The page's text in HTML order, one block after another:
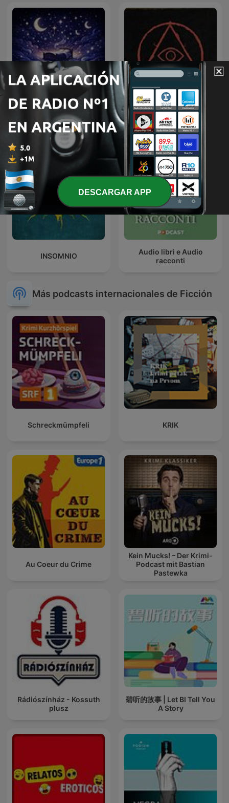
Cuentos para Dormir Paranormal
INSOMNIO
Audio libri e Audio
racconti
Más podcasts internacionales de Ficción
Schreckmümpfeli KRIK
Au Coeur du Crime
Kein Mucks! – Der Krimi-
Podcast mit Bastian
Pastewka
Rádiószínház - Kossuth
plusz
碧听的故事 | Let BI Tell You
A Story
DESCARGAR APP